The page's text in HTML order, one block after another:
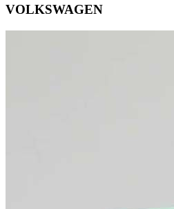
VOLKSWAGEN